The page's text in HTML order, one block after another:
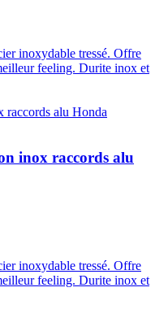
inoxydable tressé. Offre
feeling. Durite inox et
inox raccords alu
inoxydable tressé. Offre
feeling. Durite inox et